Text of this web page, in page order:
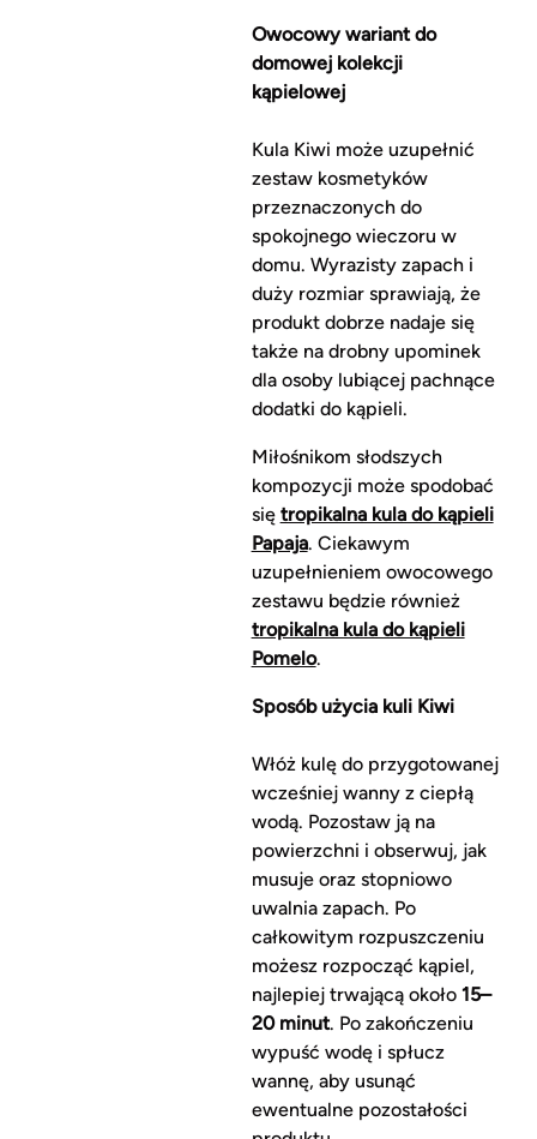
Owocowy wariant do
domowej kolekcji
kąpielowej
Kula Kiwi może uzupełnić
zestaw kosmetyków
przeznaczonych do
spokojnego wieczoru w
domu. Wyrazisty zapach i
duży rozmiar sprawiają, że
produkt dobrze nadaje się
także na drobny upominek
dla osoby lubiącej pachnące
dodatki do kąpieli.
Miłośnikom słodszych
kompozycji może spodobać
się tropikalna kula do kąpieli
Papaja. Ciekawym
uzupełnieniem owocowego
zestawu będzie również
tropikalna kula do kąpieli
Pomelo.
Sposób użycia kuli Kiwi
Włóż kulę do przygotowanej
wcześniej wanny z ciepłą
wodą. Pozostaw ją na
powierzchni i obserwuj, jak
musuje oraz stopniowo
uwalnia zapach. Po
całkowitym rozpuszczeniu
możesz rozpocząć kąpiel,
najlepiej trwającą około 15–
20 minut. Po zakończeniu
wypuść wodę i spłucz
wannę, aby usunąć
ewentualne pozostałości